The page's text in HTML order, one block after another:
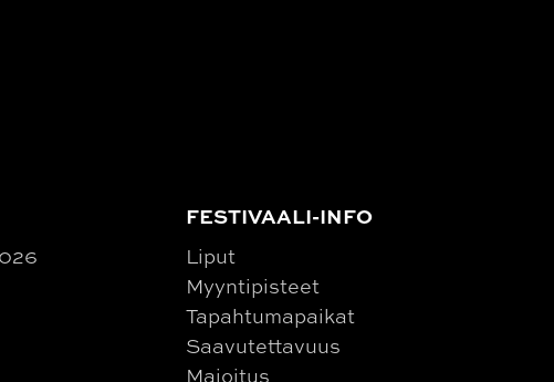
FESTIVAALI-INFO
Liput
Myyntipisteet
Tapahtumapaikat
Saavutettavuus
Majoitus